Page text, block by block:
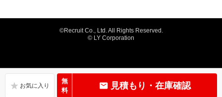
無
料
見積もり・在庫確認
©Recruit Co., Ltd. All Rights Reserved.
© LY Corporation